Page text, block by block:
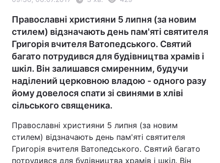
Православні християни 5 липня (за новим
стилем) відзначають день пам'яті святителя
Григорія вчителя Ватопедського. Святий
багато потрудився для будівництва храмів і
шкіл. Він залишався смиренним, будучи
наділений церковною владою - одного разу
йому довелося спати зі свинями в хліві
сільського священика.
Православні християни 5 липня (за новим
стилем) відзначають день пам'яті святителя
Григорія вчителя Ватопедського. Святий багато
потрудився для будівництва храмів і шкіл. Він